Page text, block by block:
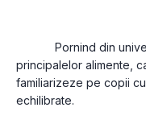
principalelor alimente,
familiarizeze pe copii
echilibrate.